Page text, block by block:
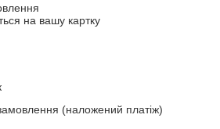
на вашу картку
(наложений платіж)